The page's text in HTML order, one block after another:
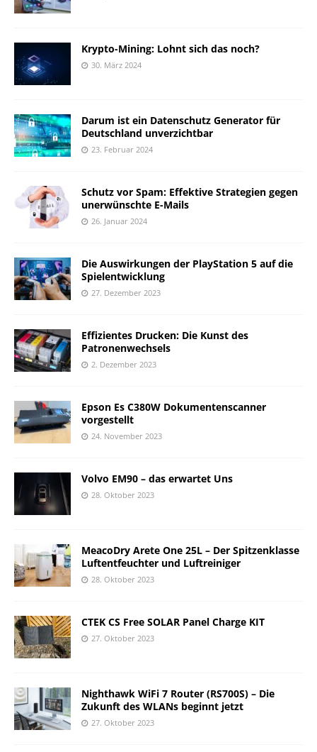
Krypto-Mining: Lohnt sich das noch?
30. März 2024
Darum ist ein Datenschutz Generator für
Deutschland unverzichtbar
23. Februar 2024
Schutz vor Spam: Effektive Strategien gegen
unerwünschte E-Mails
26. Januar 2024
Die Auswirkungen der PlayStation 5 auf die
Spielentwicklung
27. Dezember 2023
Effizientes Drucken: Die Kunst des
Patronenwechsels
2. Dezember 2023
Epson Es C380W Dokumentenscanner
vorgestellt
24. November 2023
Volvo EM90 – das erwartet Uns
28. Oktober 2023
MeacoDry Arete One 25L – Der Spitzenklasse
Luftentfeuchter und Luftreiniger
28. Oktober 2023
CTEK CS Free SOLAR Panel Charge KIT
27. Oktober 2023
Nighthawk WiFi 7 Router (RS700S) – Die
Zukunft des WLANs beginnt jetzt
27. Oktober 2023